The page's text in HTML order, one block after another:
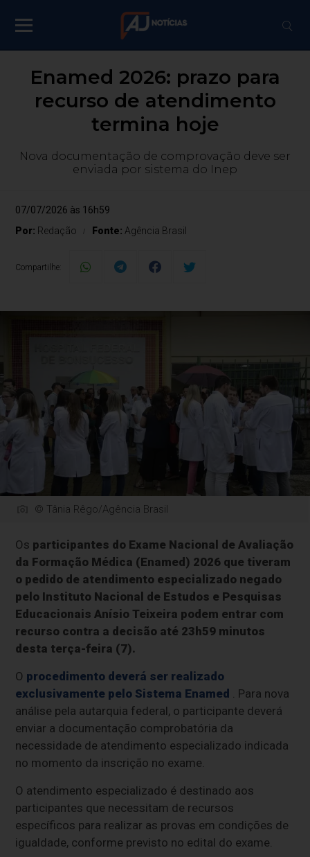
Enamed 2026: prazo para
recurso de atendimento
termina hoje
Nova documentação de comprovação deve ser
enviada por sistema do Inep
07/07/2026 às 16h59
Por: Redação Fonte: Agência Brasil
Compartilhe:
© Tânia Rêgo/Agência Brasil
Os participantes do Exame Nacional de Avaliação
da Formação Médica (Enamed) 2026 que tiveram
o pedido de atendimento especializado negado
pelo Instituto Nacional de Estudos e Pesquisas
Educacionais Anísio Teixeira podem entrar com
recurso contra a decisão até 23h59 minutos
desta terça-feira (7).
O procedimento deverá ser realizado
exclusivamente pelo Sistema Enamed . Para nova
análise pela autarquia federal, o participante deverá
enviar a documentação comprobatória da
necessidade de atendimento especializado indicada
no momento da inscrição no exame.
O atendimento especializado é destinado aos
participantes que necessitam de recursos
específicos para realizar as provas em condições de
igualdade, conforme previsto no edital do exame.